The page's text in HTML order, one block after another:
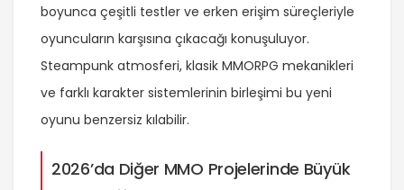
boyunca çeşitli testler ve erken erişim süreçleriyle
oyuncuların karşısına çıkacağı konuşuluyor.
Steampunk atmosferi, klasik MMORPG mekanikleri
ve farklı karakter sistemlerinin birleşimi bu yeni
oyunu benzersiz kılabilir.
2026’da Diğer MMO Projelerinde Büyük